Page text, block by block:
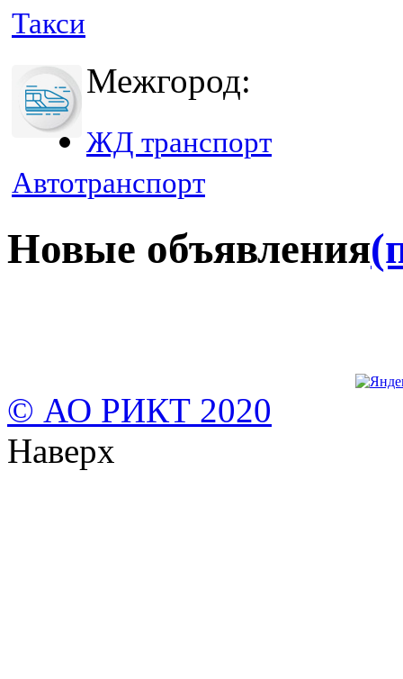
Такси
Межгород:
ЖД транспорт
Автотранспорт
Новые объявления
© АО РИКТ 2020
Наверх